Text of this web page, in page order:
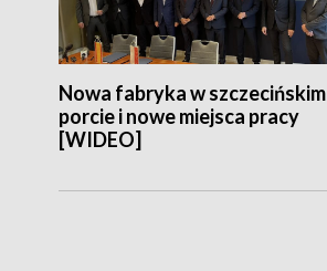
Nowa fabryka w szczecińskim
porcie i nowe miejsca pracy
[WIDEO]